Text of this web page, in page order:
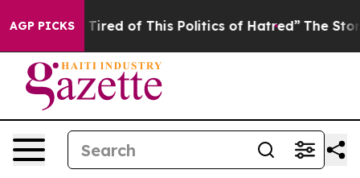
AGP PICKS
Tired of This Politics of Hatred” The Story Behind